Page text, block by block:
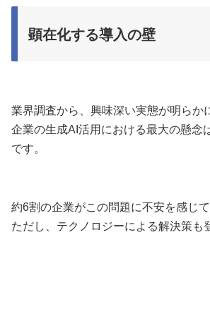
顕在化する導入の壁
業界調査から、興味深い実態が明らか
企業の生成AI活用における最大の懸念
です。
約6割の企業がこの問題に不安を感じて
ただし、テクノロジーによる解決策も